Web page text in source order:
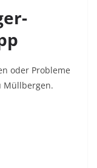
oder Probleme
Müllbergen.